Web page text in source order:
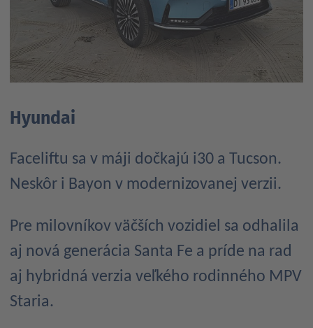
Hyundai
Faceliftu sa v máji dočkajú i30 a Tucson.
Neskôr i Bayon v modernizovanej verzii.
Pre milovníkov väčších vozidiel sa odhalila
aj nová generácia Santa Fe a príde na rad
aj hybridná verzia veľkého rodinného MPV
Staria.